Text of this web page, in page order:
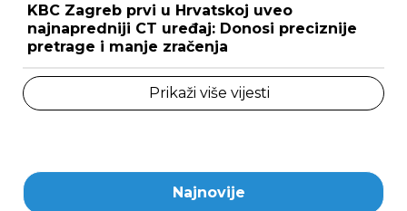
KBC Zagreb prvi u Hrvatskoj uveo
najnapredniji CT uređaj: Donosi preciznije
pretrage i manje zračenja
Prikaži više vijesti
Najnovije